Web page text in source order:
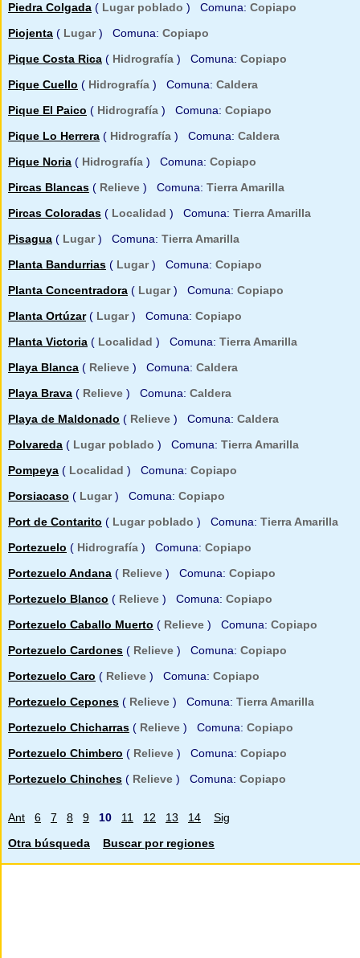
Piedra Colgada ( Lugar poblado ) Comuna: Copiapo
Piojenta ( Lugar) Comuna: Copiapo
Pique Costa Rica ( Hidrografía ) Comuna: Copiapo
Pique Cuello ( Hidrografía ) Comuna: Caldera
Pique El Paico ( Hidrografía ) Comuna: Copiapo
Pique Lo Herrera ( Hidrografía ) Comuna: Caldera
Pique Noria ( Hidrografía ) Comuna: Copiapo
Pircas Blancas ( Relieve ) Comuna: Tierra Amarilla
Pircas Coloradas ( Localidad ) Comuna: Tierra Amarilla
Pisagua ( Lugar) Comuna: Tierra Amarilla
Planta Bandurrias ( Lugar) Comuna: Copiapo
Planta Concentradora ( Lugar) Comuna: Copiapo
Planta Ortúzar( Lugar) Comuna: Copiapo
Planta Victoria ( Localidad ) Comuna: Tierra Amarilla
Playa Blanca ( Relieve ) Comuna: Caldera
Playa Brava ( Relieve ) Comuna: Caldera
Playa de Maldonado ( Relieve ) Comuna: Caldera
Polvareda ( Lugar poblado ) Comuna: Tierra Amarilla
Pompeya ( Localidad ) Comuna: Copiapo
Porsiacaso ( Lugar) Comuna: Copiapo
Port de Contarito ( Lugar poblado ) Comuna: Tierra Amarilla
Portezuelo ( Hidrografía ) Comuna: Copiapo
Portezuelo Andana ( Relieve ) Comuna: Copiapo
Portezuelo Blanco ( Relieve ) Comuna: Copiapo
Portezuelo Caballo Muerto ( Relieve ) Comuna: Copiapo
Portezuelo Cardones ( Relieve ) Comuna: Copiapo
Portezuelo Caro ( Relieve ) Comuna: Copiapo
Portezuelo Cepones ( Relieve ) Comuna: Tierra Amarilla
Portezuelo Chicharras ( Relieve ) Comuna: Copiapo
Portezuelo Chimbero ( Relieve ) Comuna: Copiapo
Portezuelo Chinches ( Relieve ) Comuna: Copiapo
Ant 6 7 8 9 10 11 12 13 14
Sig
Otra búsqueda
Buscar por regiones